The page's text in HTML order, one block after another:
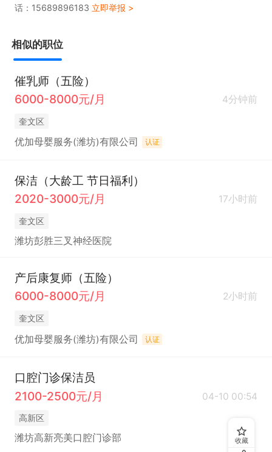
话：15689896183 立即举报 >
相似的职位
催乳师（五险）
6000-8000元/月
4分钟前
奎文区
优加母婴服务(潍坊)有限公司 认证
保洁（大龄工 节日福利）
2020-3000元/月
17小时前
奎文区
潍坊彭胜三叉神经医院
产后康复师（五险）
6000-8000元/月
2小时前
奎文区
优加母婴服务(潍坊)有限公司 认证
口腔门诊保洁员
2100-2500元/月
04-10 00:54
高新区
潍坊高新亮美口腔门诊部 收藏